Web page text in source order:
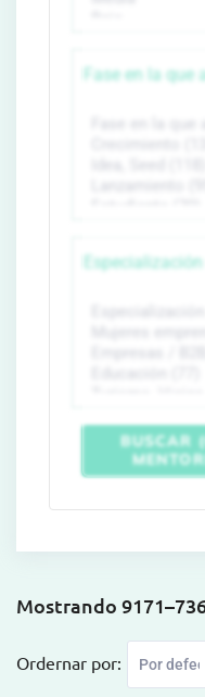
Fase en la que
BUSCAR
Mostrando
Ordernar por: